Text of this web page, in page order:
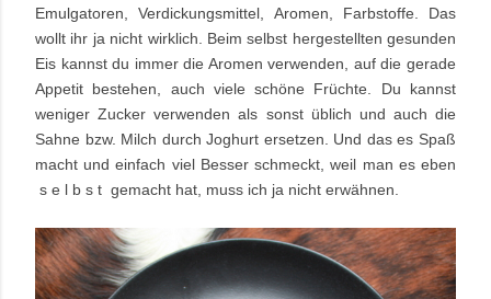
Emulgatoren, Verdickungsmittel, Aromen, Farbstoffe. Das
wollt ihr ja nicht wirklich. Beim selbst hergestellten gesunden
Eis kannst du immer die Aromen verwenden, auf die gerade
Appetit bestehen, auch viele schöne Früchte. Du kannst
weniger Zucker verwenden als sonst üblich und auch die
Sahne bzw. Milch durch Joghurt ersetzen. Und das es Spaß
macht und einfach viel Besser schmeckt, weil man es eben
s e l b s t gemacht hat, muss ich ja nicht erwähnen.